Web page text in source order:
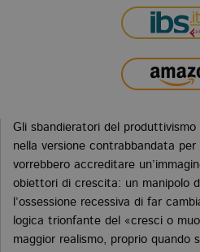
Gli sbandieratori del
nella versione contrabbandata
vorrebbero accreditare
obiettori di crescita: un manipolo
l’ossessione recessiva di far
logica trionfante del «cresci o
maggior realismo, proprio quando